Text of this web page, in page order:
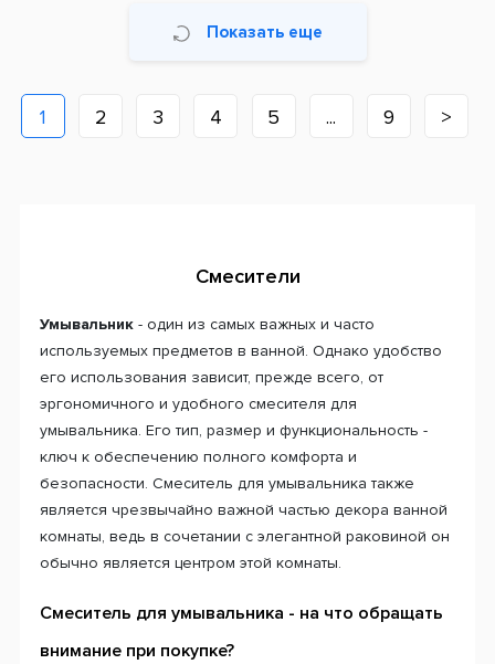
Показать еще
1 2 3 4 5 ... 9 >
Смесители
Умывальник - один из самых важных и часто
используемых предметов в ванной. Однако удобство
его использования зависит, прежде всего, от
эргономичного и удобного смесителя для
умывальника. Его тип, размер и функциональность -
ключ к обеспечению полного комфорта и
безопасности. Смеситель для умывальника также
является чрезвычайно важной частью декора ванной
комнаты, ведь в сочетании с элегантной раковиной он
обычно является центром этой комнаты.
Смеситель для умывальника - на что обращать
внимание при покупке?